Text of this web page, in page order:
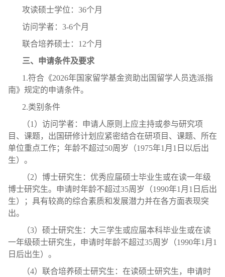
攻读硕士学位：36个月
访问学者：3-6个月
联合培养硕士：12个月
三、申请条件及要求
1.符合《2026年国家留学基金资助出国留学人员选派指
南》规定的申请条件。
2.类别条件
（1）访问学者：申请人原则上应主持或参与研究项
目、课题，出国研修计划应紧密结合在研项目、课题、所在
单位重点工作；年龄不超过50周岁（1975年1月1日以后出
生）。
（2）博士研究生：优秀应届硕士毕业生或在读一年级
博士研究生。申请时年龄不超过35周岁（1990年1月1日后出
生）；具有较高的综合素质和发展潜力并在各方面表现突
出。
（3）硕士研究生：大三学生或应届本科毕业生或在读
一年级硕士研究生，申请时年龄不超过35周岁（1990年1月1
日后出生）。
（4）联合培养硕士研究生：在读硕士研究生，申请时